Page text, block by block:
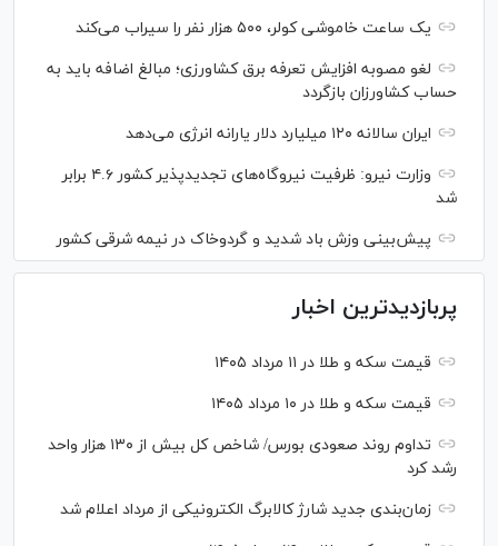
یک ساعت خاموشی کولر، ۵۰۰ هزار نفر را سیراب می‌کند
لغو مصوبه افزایش تعرفه برق کشاورزی؛ مبالغ اضافه باید به
حساب کشاورزان بازگردد
ایران سالانه ۱۲۰ میلیارد دلار یارانه انرژی می‌دهد
وزارت نیرو: ظرفیت نیروگاه‌های تجدیدپذیر کشور ۴.۶ برابر
شد
پیش‌بینی وزش باد شدید و گردوخاک در نیمه شرقی کشور
پربازدیدترین اخبار
قیمت سکه و طلا در ۱۱ مرداد ۱۴۰۵
قیمت سکه و طلا در ۱۰ مرداد ۱۴۰۵
تداوم روند صعودی بورس/ شاخص کل بیش از ۱۳۰ هزار واحد
رشد کرد
زمان‌بندی جدید شارژ کالابرگ الکترونیکی از مرداد اعلام شد